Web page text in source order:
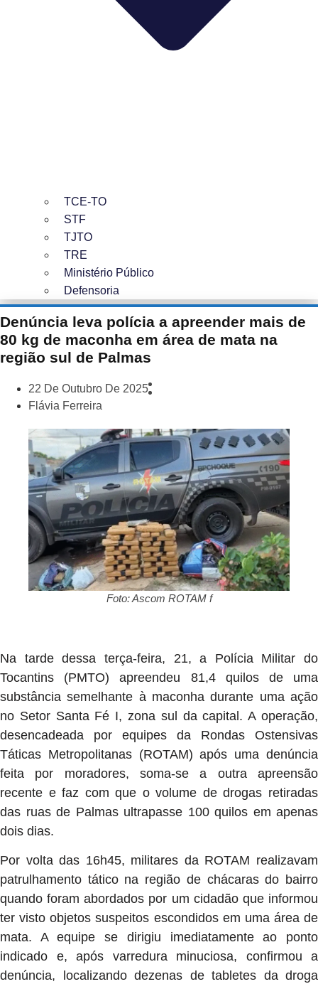
TCE-TO
STF
TJTO
TRE
Ministério Público
Defensoria
Denúncia leva polícia a apreender mais de
80 kg de maconha em área de mata na
região sul de Palmas
22 De Outubro De 2025
Flávia Ferreira
Foto: Ascom ROTAM f
Na tarde dessa terça-feira, 21, a Polícia Militar do
Tocantins (PMTO) apreendeu 81,4 quilos de uma
substância semelhante à maconha durante uma ação
no Setor Santa Fé I, zona sul da capital. A operação,
desencadeada por equipes da Rondas Ostensivas
Táticas Metropolitanas (ROTAM) após uma denúncia
feita por moradores, soma-se a outra apreensão
recente e faz com que o volume de drogas retiradas
das ruas de Palmas ultrapasse 100 quilos em apenas
dois dias.
Por volta das 16h45, militares da ROTAM realizavam
patrulhamento tático na região de chácaras do bairro
quando foram abordados por um cidadão que informou
ter visto objetos suspeitos escondidos em uma área de
mata. A equipe se dirigiu imediatamente ao ponto
indicado e, após varredura minuciosa, confirmou a
denúncia, localizando dezenas de tabletes da droga